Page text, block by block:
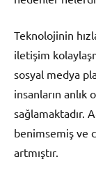
Teknolojinin
iletişim
sosyal medya
insanların anlık
sağlamaktadır.
benimsemiş ve
artmıştır.